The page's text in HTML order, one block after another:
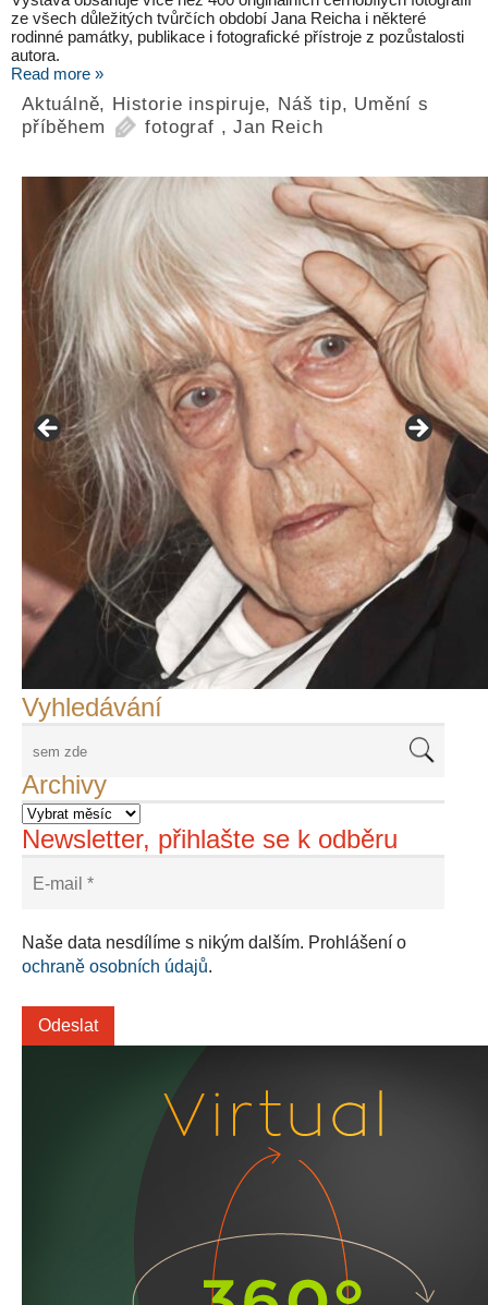
ze všech důležitých tvůrčích období Jana Reicha i některé
rodinné památky, publikace i fotografické přístroje z pozůstalosti
autora.
Read more »
Aktuálně, Historie inspiruje, Náš tip, Umění s
příběhem
fotograf ,Jan Reich
František Skála - film Veřejný prostor
Adriena Šimotová
Richard Štipl v Benátkách
Langweiluv model v Praze
Japanolog Petr Geisler, foto: Petr Šálek
©Frank Kortan,Yellow Shark, portrét Franka Zappy
Nové Svatovítské varhany
Vyhledávání
Archivy
Newsletter, přihlašte se k odběru
Naše data nesdílíme s nikým dalším. Prohlášení o
ochraně osobních údajů.